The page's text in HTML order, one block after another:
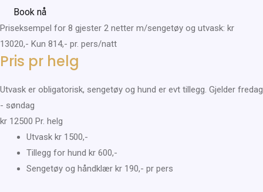
Book nå
Priseksempel for 8 gjester 2 netter m/sengetøy og utvask: kr
13020,- Kun 814,- pr. pers/natt
Pris pr helg
Utvask er obligatorisk, sengetøy og hund er evt tillegg. Gjelder fredag
- søndag
kr 12500 Pr. helg
Utvask kr 1500,-
Tillegg for hund kr 600,-​
Sengetøy og håndklær kr 190,- pr pers